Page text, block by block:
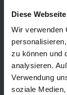
Diese
Wir verwenden
zu können und
analysieren.
Verwendung
soziale
Kreuzfahrt
Kreuzfahrt Asien
Kreuzfahrt Island
Kreuzfahrt